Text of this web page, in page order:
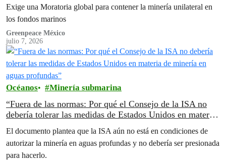
Exige una Moratoria global para contener la minería unilateral en
los fondos marinos
Greenpeace México
julio 7, 2026
Océanos Minería submarina
“Fuera de las normas: Por qué el Consejo de la ISA no
debería tolerar las medidas de Estados Unidos en materia
de minería en aguas profundas”
El documento plantea que la ISA aún no está en condiciones de
autorizar la minería en aguas profundas y no debería ser presionada
para hacerlo.